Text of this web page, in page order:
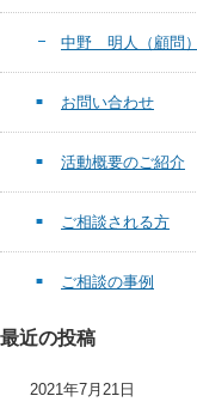
中野 明人（顧問）
お問い合わせ
活動概要のご紹介
ご相談される方
ご相談の事例
最近の投稿
2021年7月21日